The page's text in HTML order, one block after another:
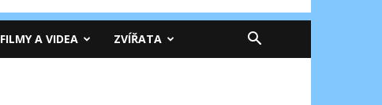
FILMY A VIDEA ZVÍŘATA